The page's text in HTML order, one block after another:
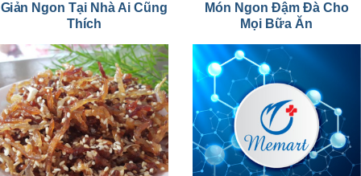
Giản Ngon Tại Nhà Ai Cũng
Thích
Món Ngon Đậm Đà Cho
Mọi Bữa Ăn